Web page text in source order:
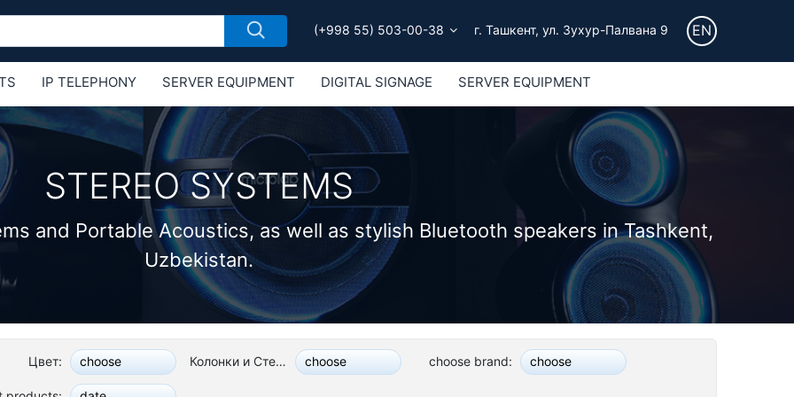
(+998 55) 503-00-38 г. Ташкент, ул. Зухур-Палвана 9 EN
IP TELEPHONY SERVER EQUIPMENT DIGITAL SIGNAGE SERVER EQUIPMENT
STEREO SYSTEMS
and Portable Acoustics, as well as stylish Bluetooth speakers in Tashkent,
Uzbekistan.
Цвет: choose Колонки и Стереосистемы: choose choose brand: choose